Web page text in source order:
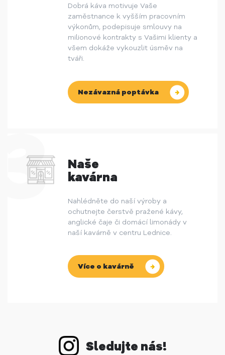
Dobrá káva motivuje Vaše
zaměstnance k vyšším pracovním
výkonům, podepisuje smlouvy na
milionové kontrakty s Vašimi klienty a
všem dokáže vykouzlit úsměv na
tváři.
Nezávazná poptávka
Naše
kavárna
Nahlédněte do naší výroby a
ochutnejte čerstvě pražené kávy,
anglické čaje či domácí limonády v
naší kavárně v centru Lednice.
Více o kavárně
Sledujte nás!